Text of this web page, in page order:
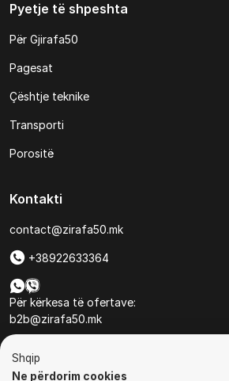
Pyetje të shpeshta
Për Gjirafa50
Pagesat
Çështje teknike
Transporti
Porositë
Kontakti
contact@zirafa50.mk
+38922633364
Për kërkesa të ofertave:
b2b@zirafa50.mk
Shqip
Ne përdorim cookies